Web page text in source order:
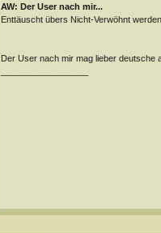
AW: Der User nach mir...
Enttäuscht übers Nicht-Verwöhnt
Der User nach mir mag lieber deutsche